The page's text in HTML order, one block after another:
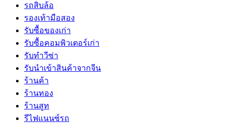
รถสิบล้อ
รองเท้ามือสอง
รับซื้อของเก่า
รับซื้อคอมพิวเตอร์เก่า
รับทำวีซ่า
รับนำเข้าสินค้าจากจีน
ร้านค้า
ร้านทอง
ร้านสูท
รีไฟแนนซ์รถ